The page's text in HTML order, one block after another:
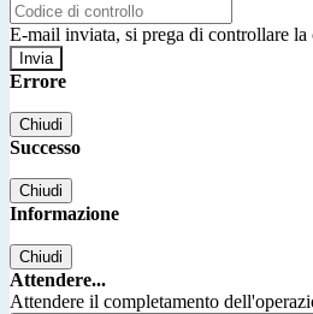
E-mail inviata, si prega di controllare la
Errore
Chiudi
Successo
Chiudi
Informazione
Chiudi
Attendere...
Attendere il completamento